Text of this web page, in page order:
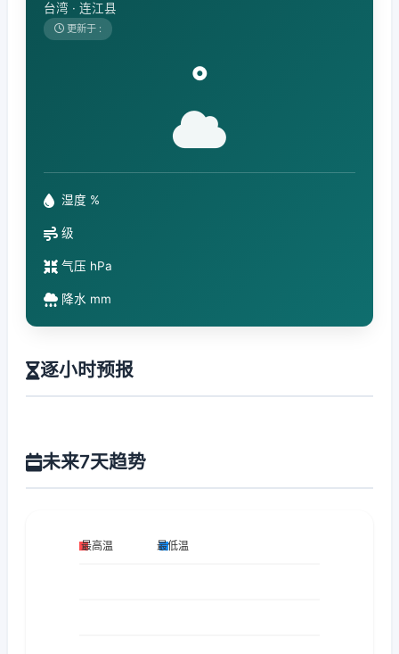
台湾 · 连江县
更新于 :
°
湿度 %
级
气压 hPa
降水 mm
逐小时预报
未来7天趋势